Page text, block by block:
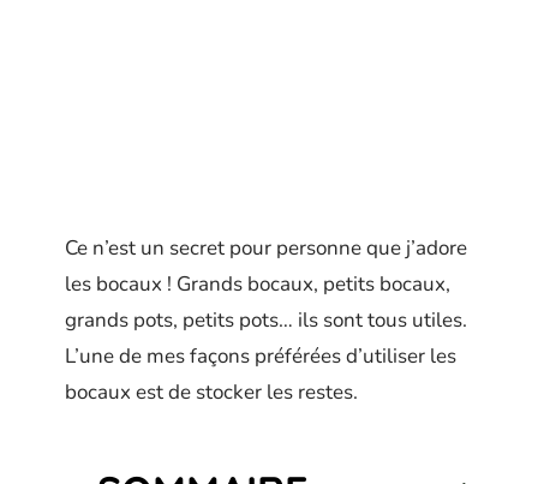
Ce n’est un secret pour personne que j’adore
les bocaux ! Grands bocaux, petits bocaux,
grands pots, petits pots… ils sont tous utiles.
L’une de mes façons préférées d’utiliser les
bocaux est de stocker les restes.